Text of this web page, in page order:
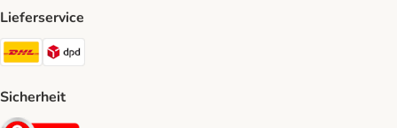
Lieferservice
DHL Shipping Method
Sicherheit